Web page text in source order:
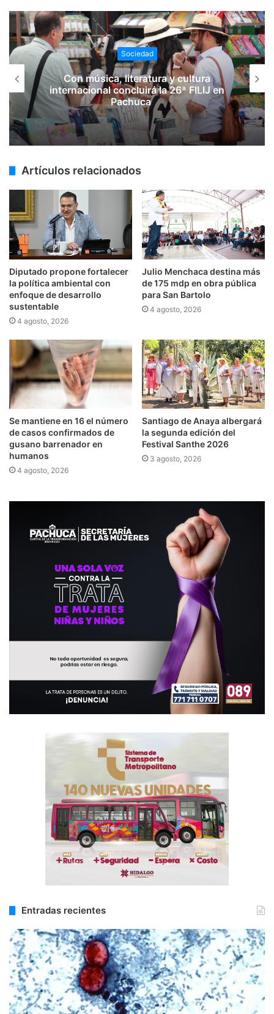
Sociedad
Con música, literatura y cultura
internacional concluirá la 26ª FILIJ en
Pachuca
Artículos relacionados
Diputado propone fortalecer
la política ambiental con
enfoque de desarrollo
sustentable
4 agosto, 2026
Julio Menchaca destina más
de 175 mdp en obra pública
para San Bartolo
4 agosto, 2026
Se mantiene en 16 el número
de casos confirmados de
gusano barrenador en
humanos
4 agosto, 2026
Santiago de Anaya albergará
la segunda edición del
Festival Santhe 2026
3 agosto, 2026
Entradas recientes